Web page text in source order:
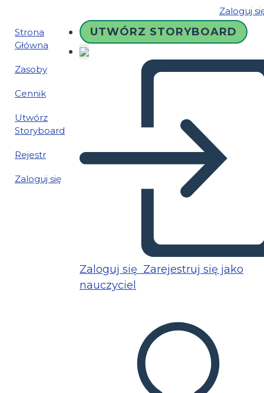
Zaloguj
Strona
Główna
Zasoby
Cennik
Utwórz
Storyboard
Rejestr
Zaloguj się
UTWÓRZ STORYBOARD
Zaloguj się Zarejestruj się jako
nauczyciel